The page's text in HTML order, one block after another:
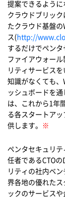
提案できるように
クラウドブリッ
たクラウド基盤
ス( http://
するだけでペン
ファイアウォー
リティサービス
知識がなくても
ッシュボードを
は、これから1年
る各スタートア
供します。
※
ペンタセキュリ
任者であるCTO
リティの社内ベ
界各地の優れたス
ックのサービス